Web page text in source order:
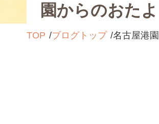
園からのおたよ
TOP ブログトップ 名古屋港